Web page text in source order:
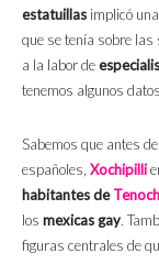
estatuillas implicó
que se tenía sobre
a la labor de
tenemos algunos
Sabemos que antes
españoles, Xochipilli
habitantes de
los mexicas gay.
figuras centrales de